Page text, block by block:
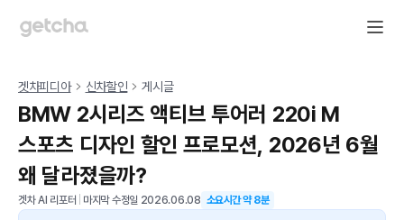
겟차피디아 신차할인 게시글
BMW 2시리즈 액티브 투어러 220i M
스포츠 디자인 할인 프로모션, 2026년 6월
왜 달라졌을까?
겟차 AI 리포터 마지막 수정일 2026.06.08 소요시간 약8분